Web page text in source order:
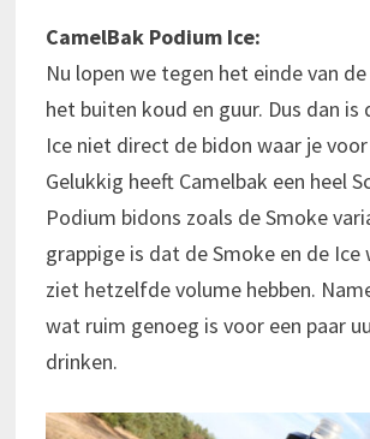
CamelBak Podium Ice:
Nu lopen we tegen het einde van
het buiten koud en guur. Dus dan is
Ice niet direct de bidon waar je
Gelukkig heeft Camelbak een heel
Podium bidons zoals de Smoke
grappige is dat de Smoke en de Ice
ziet hetzelfde volume hebben.
wat ruim genoeg is voor een paar
drinken.